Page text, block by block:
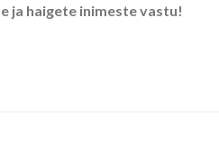
ja haigete inimeste vastu!